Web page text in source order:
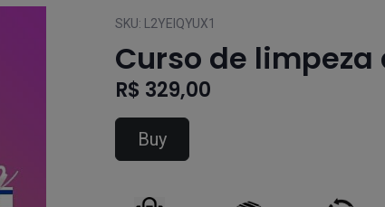
SKU: L2YEIQYUX1
Curso de
R$ 329,00
Buy